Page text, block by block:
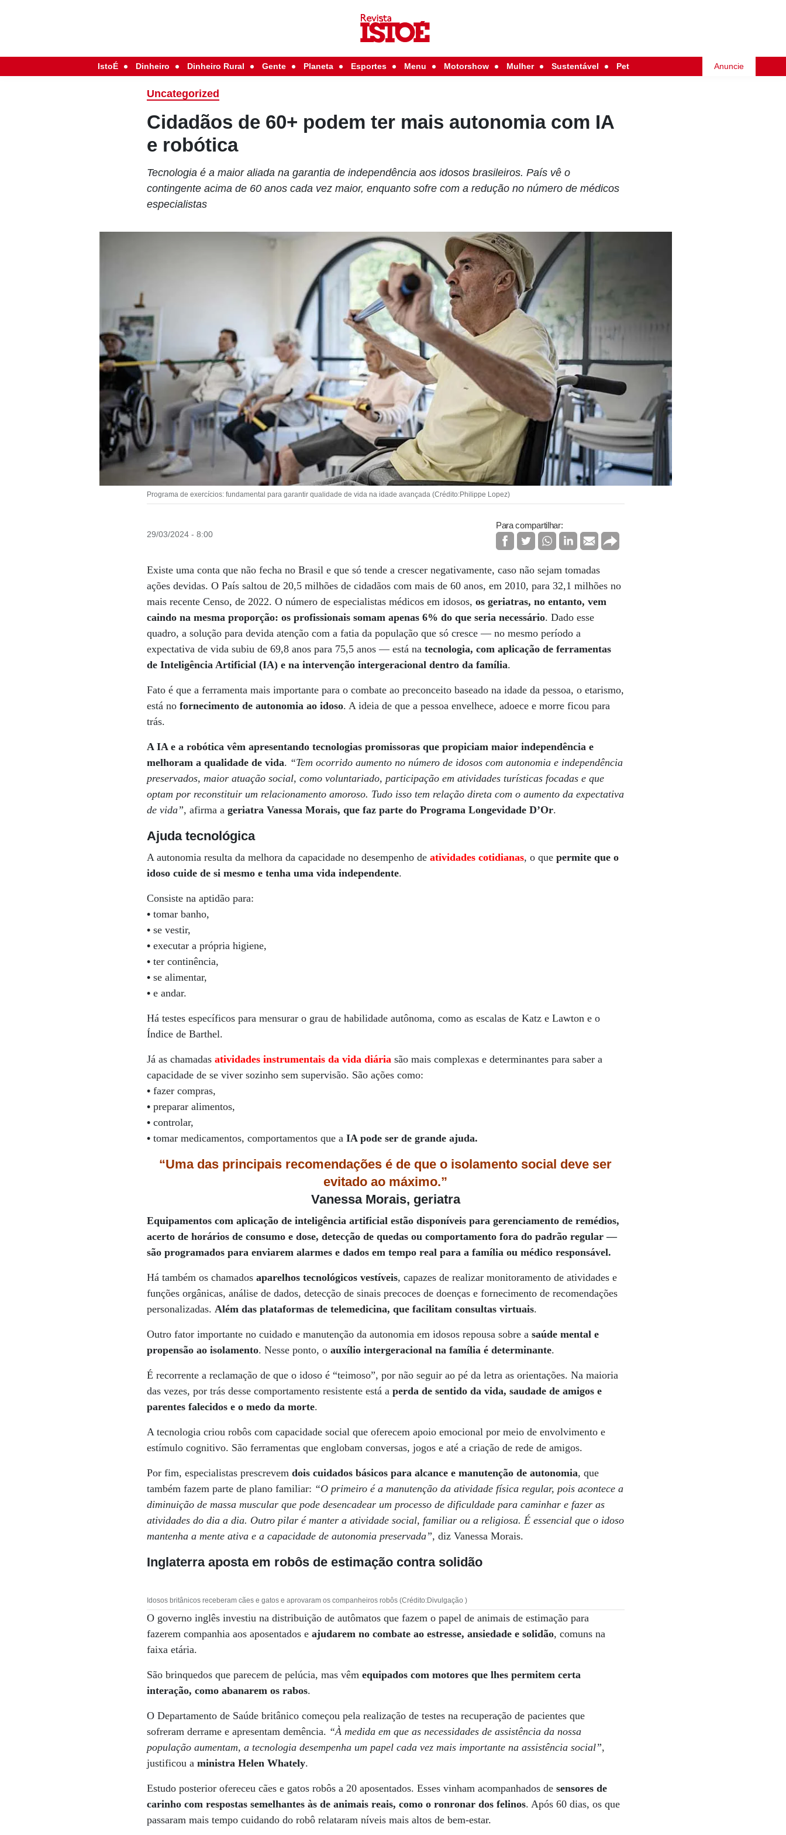
IstoÉ Dinheiro Dinheiro Rural Gente Planeta Esportes Menu Motorshow Mulher Sustentável Pet Anuncie
Uncategorized
Cidadãos de 60+ podem ter mais autonomia com IA
e robótica
Tecnologia é a maior aliada na garantia de independência aos idosos brasileiros. País vê o
contingente acima de 60 anos cada vez maior, enquanto sofre com a redução no número de médicos
especialistas
Programa de exercícios: fundamental para garantir qualidade de vida na idade avançada (Crédito:Philippe Lopez)
29/03/2024 - 8:00
Para compartilhar:
Existe uma conta que não fecha no Brasil e que só tende a crescer negativamente, caso não sejam tomadas
ações devidas. O País saltou de 20,5 milhões de cidadãos com mais de 60 anos, em 2010, para 32,1 milhões no
mais recente Censo, de 2022. O número de especialistas médicos em idosos,os geriatras, no entanto, vem
caindo na mesma proporção: os profissionais somam apenas 6% do que seria necessário. Dado esse
quadro, a solução para devida atenção com a fatia da população que só cresce — no mesmo período a
expectativa de vida subiu de 69,8 anos para 75,5 anos — está natecnologia, com aplicação de ferramentas
de Inteligência Artificial (IA) e na intervenção intergeracional dentro da família.
Fato é que a ferramenta mais importante para o combate ao preconceito baseado na idade da pessoa, o etarismo,
está nofornecimento de autonomia ao idoso. A ideia de que a pessoa envelhece, adoece e morre ficou para
trás.
A IA e a robótica vêm apresentando tecnologias promissoras que propiciam maior independência e
melhoram a qualidade de vida. “Tem ocorrido aumento no número de idosos com autonomia e independência
preservados, maior atuação social, como voluntariado, participação em atividades turísticas focadas e que
optam por reconstituir um relacionamento amoroso. Tudo isso tem relação direta com o aumento da expectativa
de vida”, afirma ageriatra Vanessa Morais, que faz parte do Programa Longevidade D’Or.
Ajuda tecnológica
A autonomia resulta da melhora da capacidade no desempenho deatividades cotidianas, o quepermite que o
idoso cuide de si mesmo e tenha uma vida independente.
Consiste na aptidão para:
• tomar banho,
• se vestir,
• executar a própria higiene,
• ter continência,
• se alimentar,
• e andar.
Há testes específicos para mensurar o grau de habilidade autônoma, como as escalas de Katz e Lawton e o
Índice de Barthel.
Já as chamadasatividades instrumentais da vida diária são mais complexas e determinantes para saber a
capacidade de se viver sozinho sem supervisão. São ações como:
• fazer compras,
• preparar alimentos,
• controlar,
• tomar medicamentos, comportamentos que aIA pode ser de grande ajuda.
“Uma das principais recomendações é de que o isolamento social deve ser
evitado ao máximo.”
Vanessa Morais, geriatra
Equipamentos com aplicação de inteligência artificial estão disponíveis para gerenciamento de remédios,
acerto de horários de consumo e dose, detecção de quedas ou comportamento fora do padrão regular —
são programados para enviarem alarmes e dados em tempo real para a família ou médico responsável.
Há também os chamadosaparelhos tecnológicos vestíveis, capazes de realizar monitoramento de atividades e
funções orgânicas, análise de dados, detecção de sinais precoces de doenças e fornecimento de recomendações
personalizadas.Além das plataformas de telemedicina, que facilitam consultas virtuais.
Outro fator importante no cuidado e manutenção da autonomia em idosos repousa sobre a saúde mental e
propensão ao isolamento. Nesse ponto, oauxílio intergeracional na família é determinante.
É recorrente a reclamação de que o idoso é “teimoso”, por não seguir ao pé da letra as orientações. Na maioria
das vezes, por trás desse comportamento resistente está aperda de sentido da vida, saudade de amigos e
parentes falecidos e o medo da morte.
A tecnologia criou robôs com capacidade social que oferecem apoio emocional por meio de envolvimento e
estímulo cognitivo. São ferramentas que englobam conversas, jogos e até a criação de rede de amigos.
Por fim, especialistas prescrevem dois cuidados básicos para alcance e manutenção de autonomia, que
também fazem parte de plano familiar: “O primeiro é a manutenção da atividade física regular, pois acontece a
diminuição de massa muscular que pode desencadear um processo de dificuldade para caminhar e fazer as
atividades do dia a dia. Outro pilar é manter a atividade social, familiar ou a religiosa. É essencial que o idoso
mantenha a mente ativa e a capacidade de autonomia preservada”, diz Vanessa Morais.
Inglaterra aposta em robôs de estimação contra solidão
Idosos britânicos receberam cães e gatos e aprovaram os companheiros robôs (Crédito:Divulgação )
O governo inglês investiu na distribuição de autômatos que fazem o papel de animais de estimação para
fazerem companhia aos aposentados eajudarem no combate ao estresse, ansiedade e solidão, comuns na
faixa etária.
São brinquedos que parecem de pelúcia, mas vêmequipados com motores que lhes permitem certa
interação, como abanarem os rabos.
O Departamento de Saúde britânico começou pela realização de testes na recuperação de pacientes que
sofreram derrame e apresentam demência. “À medida em que as necessidades de assistência da nossa
população aumentam, a tecnologia desempenha um papel cada vez mais importante na assistência social”,
justificou aministra Helen Whately.
Estudo posterior ofereceu cães e gatos robôs a 20 aposentados. Esses vinham acompanhados desensores de
carinho com respostas semelhantes às de animais reais, como o ronronar dos felinos. Após 60 dias, os que
passaram mais tempo cuidando do robô relataram níveis mais altos de bem-estar.